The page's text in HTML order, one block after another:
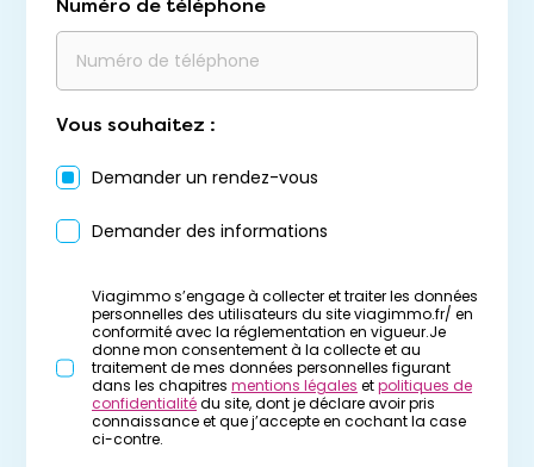
Numéro de téléphone
Vous souhaitez :
Demander un rendez-vous
Demander des informations
Viagimmo s’engage à collecter et traiter les données
personnelles des utilisateurs du site viagimmo.fr/ en
conformité avec la réglementation en vigueur.Je
donne mon consentement à la collecte et au
traitement de mes données personnelles figurant
dans les chapitres mentions légales etpolitiques de
confidentialitédu site, dont je déclare avoir pris
connaissance et que j’accepte en cochant la case
ci-contre.